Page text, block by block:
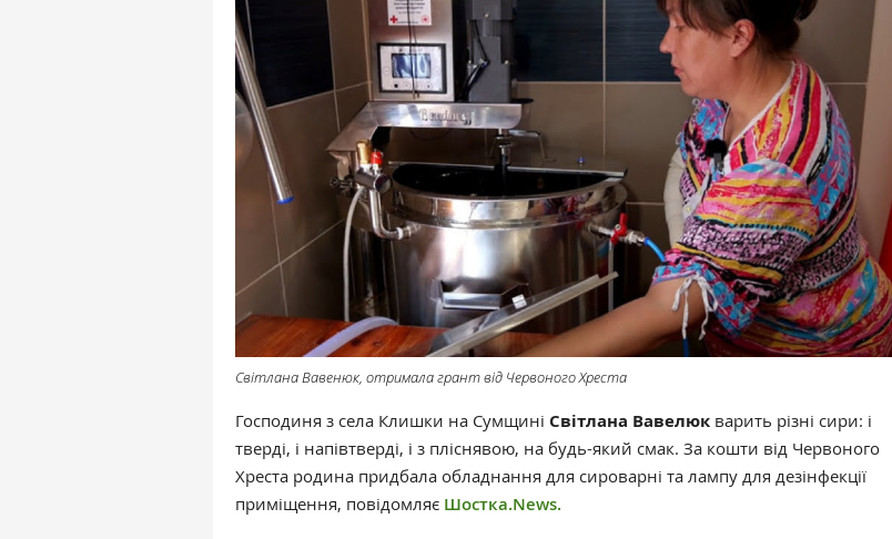
Світлана Вавенюк, отримала грант від Червоного Хреста
Господиня з села Клишки на Сумщині Світлана Вавелюк варить різні сири: і
тверді, і напівтверді, і з пліснявою, на будь-який смак. За кошти від Червоного
Хреста родина придбала обладнання для сироварні та лампу для дезінфекції
приміщення, повідомляє Шостка.News.